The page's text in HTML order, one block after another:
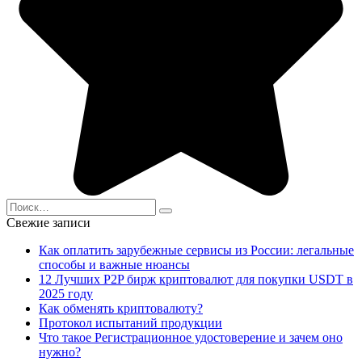
Search
for:
Свежие записи
Как оплатить зарубежные сервисы из России: легальные
способы и важные нюансы
12 Лучших P2P бирж криптовалют для покупки USDT в
2025 году
Как обменять криптовалюту?
Протокол испытаний продукции
Что такое Регистрационное удостоверение и зачем оно
нужно?